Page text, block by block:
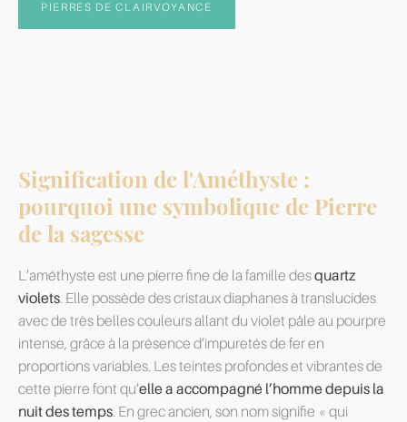
PIERRES DE CLAIRVOYANCE
Signification de l'Améthyste :
pourquoi une symbolique de Pierre
de la sagesse
L’améthyste est une pierre fine de la famille desquartz
violets. Elle possède des cristaux diaphanes à translucides
avec de très belles couleurs allant du violet pâle au pourpre
intense, grâce à la présence d’impuretés de fer en
proportions variables. Les teintes profondes et vibrantes de
cette pierre font qu’elle a accompagné l’homme depuis la
nuit des temps. En grec ancien, son nom signifie « qui